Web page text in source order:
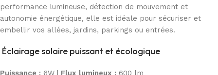
performance lumineuse, détection de mouvement et
autonomie énergétique, elle est idéale pour sécuriser et
embellir vos allées, jardins, parkings ou entrées.
Éclairage solaire puissant et écologique
Puissance : 6W | Flux lumineux : 600 lm